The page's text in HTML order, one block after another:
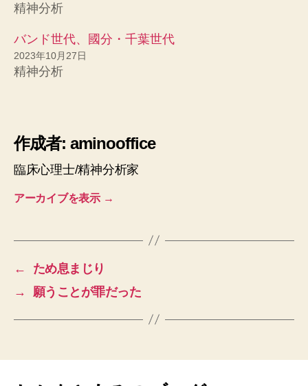
精神分析
バンド世代、國分・千葉世代
2023年10月27日
精神分析
作成者: aminooffice
臨床心理士/精神分析家
アーカイブを表示 →
←
ため息まじり
→
願うことが罪だった